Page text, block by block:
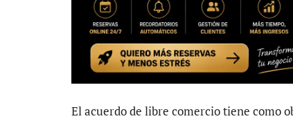
El acuerdo de libre comercio tiene como